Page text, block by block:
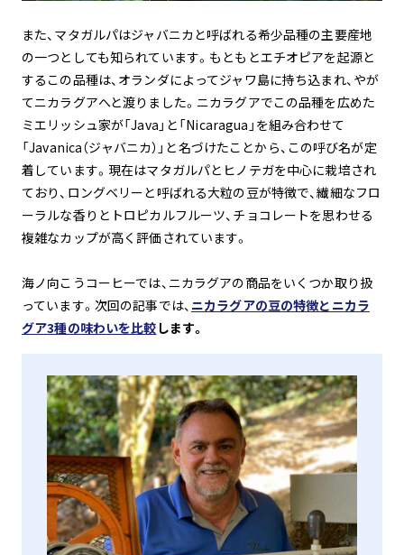
また、マタガルパはジャバニカと呼ばれる希少品種の主要産地
の一つとしても知られています。もともとエチオピアを起源と
するこの品種は、オランダによってジャワ島に持ち込まれ、やが
てニカラグアへと渡りました。ニカラグアでこの品種を広めた
ミエリッシュ家が「Java」と「Nicaragua」を組み合わせて
「Javanica（ジャバニカ）」と名づけたことから、この呼び名が定
着しています。現在はマタガルパとヒノテガを中心に栽培され
ており、ロングベリーと呼ばれる大粒の豆が特徴で、繊細なフロ
ーラルな香りとトロピカルフルーツ、チョコレートを思わせる
複雑なカップが高く評価されています。
海ノ向こうコーヒーでは、ニカラグアの商品をいくつか取り扱
っています。次回の記事では、 ニカラグアの豆の特徴とニカラ
グア3種の味わいを比較 します。